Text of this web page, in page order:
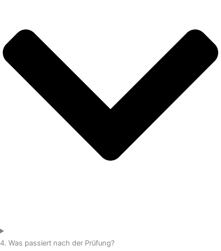
4. Was passiert nach der Prüfung?